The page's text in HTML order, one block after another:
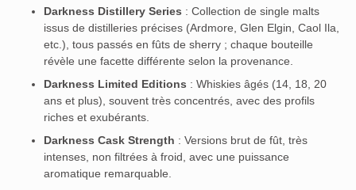
Darkness Distillery Series : Collection de single malts
issus de distilleries précises (Ardmore, Glen Elgin, Caol Ila,
etc.), tous passés en fûts de sherry ; chaque bouteille
révèle une facette différente selon la provenance.
Darkness Limited Editions : Whiskies âgés (14, 18, 20
ans et plus), souvent très concentrés, avec des profils
riches et exubérants.
Darkness Cask Strength : Versions brut de fût, très
intenses, non filtrées à froid, avec une puissance
aromatique remarquable.